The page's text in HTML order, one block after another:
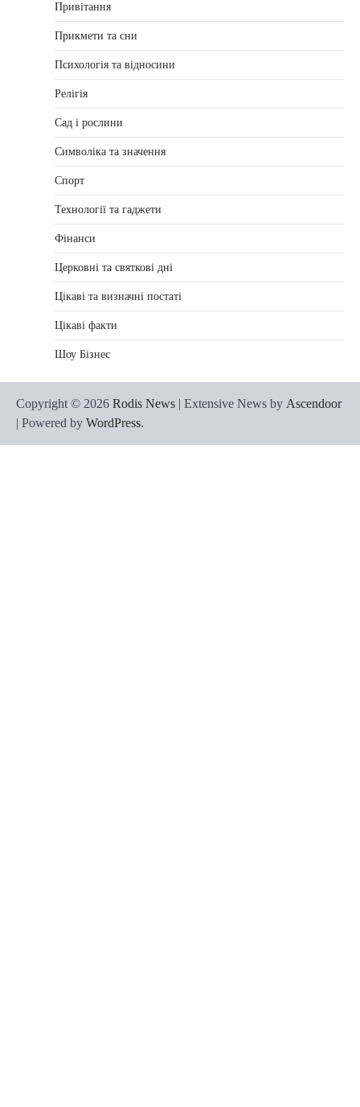
Привітання
Прикмети та сни
Психологія та відносини
Релігія
Сад і рослини
Символіка та значення
Спорт
Технології та гаджети
Фінанси
Церковні та святкові дні
Цікаві та визначні постаті
Цікаві факти
Шоу Бізнес
Copyright © 2026 Rodis News | Extensive News by Ascendoor
| Powered by WordPress.